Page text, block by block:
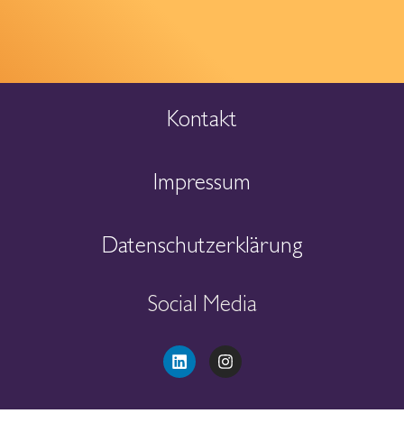
Kontakt
Impressum
Datenschutzerklärung
Social Media